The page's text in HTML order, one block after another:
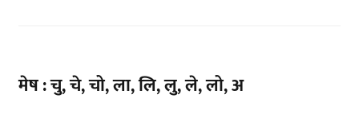
मेष : चु, चे, चो, ला, लि, लु, ले, लो, अ